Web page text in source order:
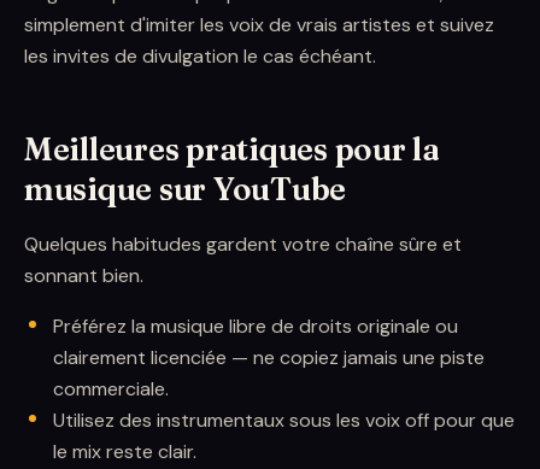
simplement d'imiter les voix de vrais artistes et suivez
les invites de divulgation le cas échéant.
Meilleures pratiques pour la
musique sur YouTube
Quelques habitudes gardent votre chaîne sûre et
sonnant bien.
Préférez la musique libre de droits originale ou
clairement licenciée — ne copiez jamais une piste
commerciale.
Utilisez des instrumentaux sous les voix off pour que
le mix reste clair.